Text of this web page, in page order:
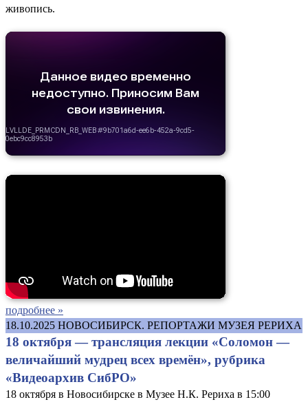
живопись.
подробнее »
18.10.2025 НОВОСИБИРСК. РЕПОРТАЖИ МУЗЕЯ РЕРИХА
18 октября — трансляция лекции «Соломон —
величайший мудрец всех времён», рубрика
«Видеоархив СибРО»
18 октября в Новосибирске в Музее Н.К. Рериха в 15:00